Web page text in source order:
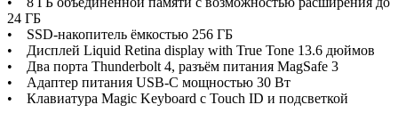
24 ГБ
• SSD-накопитель ёмкостью 256 ГБ
• Дисплей Liquid Retina display with True Tone 13.6 дюймов
• Два порта Thunderbolt 4, разъём питания MagSafe 3
• Адаптер питания USB-C мощностью 30 Вт
• Клавиатура Magic Keyboard с Touch ID и подсветкой